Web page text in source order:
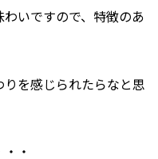
いですので、特徴のあ
を感じられたらなと思
・